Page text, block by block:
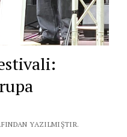
YAZILMIŞTIR.